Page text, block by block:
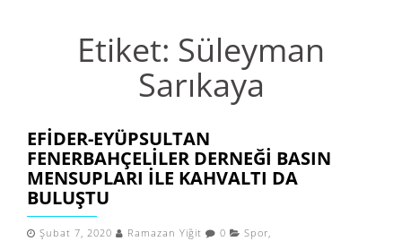
Etiket: Süleyman
Sarıkaya
EFİDER-EYÜPSULTAN
FENERBAHÇELILER DERNEĞI BASIN
MENSUPLARI ILE KAHVALTI DA
BULUŞTU
Şubat 7, 2020 Ramazan Yiğit 0 Spor,